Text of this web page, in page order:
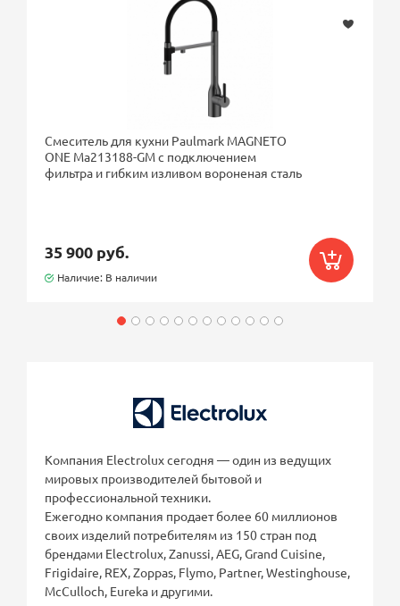
Смеситель для кухни Paulmark MAGNETO
ONE Ma213188-GM с подключением
фильтра и гибким изливом вороненая сталь
35 900 руб.
Наличие: В наличии
Компания Electrolux сегодня — один из ведущих
мировых производителей бытовой и
профессиональной техники.
Ежегодно компания продает более 60 миллионов
своих изделий потребителям из 150 стран под
брендами Electrolux, Zanussi, AEG, Grand Cuisine,
Frigidaire, REX, Zoppas, Flymo, Partner, Westinghouse,
McCulloch, Eureka и другими.